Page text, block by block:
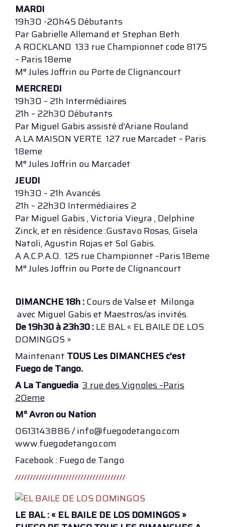
MARDI
19h30 -20h45 Débutants
Par Gabrielle Allemand et Stephan Beth
A ROCKLAND 133 rue Championnet code 8175
– Paris 18eme
M° Jules Joffrin ou Porte de Clignancourt
MERCREDI
19h30 – 21h Intermédiaires
21h – 22h30 Débutants
Par Miguel Gabis assisté d’Ariane Rouland
A LA MAISON VERTE 127 rue Marcadet – Paris
18eme
M° Jules Joffrin ou Marcadet
JEUDI
19h30 – 21h Avancés
21h – 22h30 Intermédiaires 2
Par Miguel Gabis , Victoria Vieyra , Delphine
Zinck, et en résidence :Gustavo Rosas, Gisela
Natoli, Agustin Rojas et Sol Gabis.
A A.C.P.A.O. 125 rue Championnet –Paris 18eme
M° Jules Joffrin ou Porte de Clignancourt
DIMANCHE 18h :Cours de Valse et Milonga
avec Miguel Gabis et Maestros/as invités.
De 19h30 à 23h30 :LE BAL « EL BAILE DE LOS
DOMINGOS »
Maintenant TOUS Les DIMANCHES c’est
Fuego de Tango.
A La Tanguedia 3 rue des Vignoles –Paris
20eme
M° Avron ou Nation
0613143886 / info@fuegodetango.com
www.fuegodetango.com
Facebook : Fuego de Tango
LE BAL : « EL BAILE DE LOS DOMINGOS »